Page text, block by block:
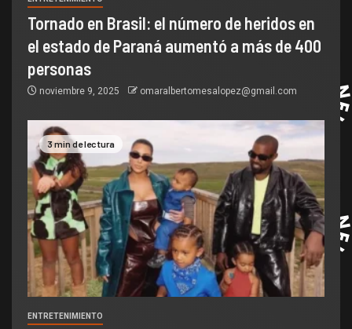
Tornado en Brasil: el número de heridos en
el estado de Paraná aumentó a más de 400
personas
noviembre 9, 2025 omaralbertomesalopez@gmail.com
3 min de lectura
ENTRETENIMIENTO